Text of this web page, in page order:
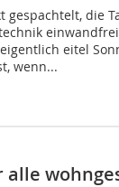
gespachtelt, die
eitel
wenn...
alle